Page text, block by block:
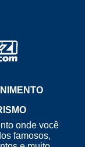
onde você
famosos,